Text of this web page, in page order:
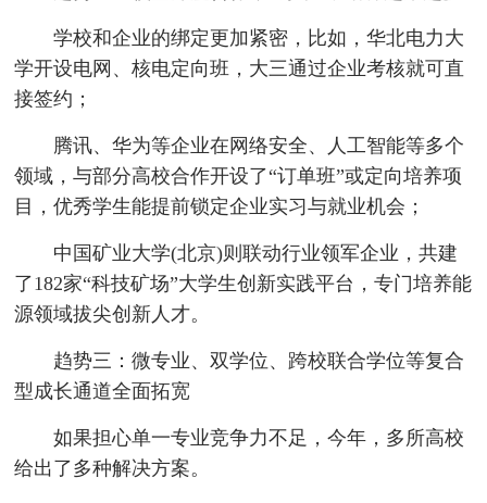
学校和企业的绑定更加紧密，比如，华北电力大
学开设电网、核电定向班，大三通过企业考核就可直
接签约；
腾讯、华为等企业在网络安全、人工智能等多个
领域，与部分高校合作开设了“订单班”或定向培养项
目，优秀学生能提前锁定企业实习与就业机会；
中国矿业大学(北京)则联动行业领军企业，共建
了182家“科技矿场”大学生创新实践平台，专门培养能
源领域拔尖创新人才。
趋势三：微专业、双学位、跨校联合学位等复合
型成长通道全面拓宽
如果担心单一专业竞争力不足，今年，多所高校
给出了多种解决方案。